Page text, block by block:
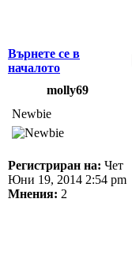
Върнете се в
началото
molly69
Newbie
Регистриран на: Чет
Юни 19, 2014 2:54 pm
Мнения: 2